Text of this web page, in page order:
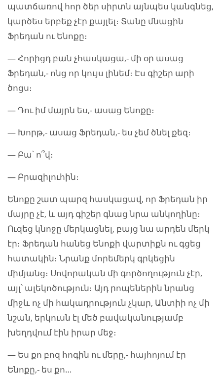
պատճառով հոր ծեր սիրտն այնպես կանգնեց,
կարծես երբեք չէր քայլել։ Տանը մնացին
Ֆրեդան ու Ենոքը։
— Հորիցդ բան չհասկացա,- մի օր ասաց
Ֆրեդան,- ոնց որ կույս լինեմ։ Էս գիշեր արի
ծոցս։
— Դու իմ մայրն ես,- ասաց Ենոքը։
— Խորթ,- ասաց Ֆրեդան,- ես չեմ ծնել քեզ։
— Բա՝ ո՞վ։
— Բրազիլուհին։
Ենոքը շատ պարզ հասկացավ, որ Ֆրեդան իր
մայրը չէ, և այդ գիշեր գնաց նրա անկողինը։
Ուզեց կնոջը մերկացնել, բայց նա արդեն մերկ
էր։ Ֆրեդան հանեց Ենոքի վարտիքն ու գցեց
հատակին։ Նրանք մորեմերկ գրկեցին
միմյանց։ Սովորական մի գործողություն չէր,
այլ՝ ալեկոծություն։ Այդ րոպեներին նրանց
միջև ոչ մի հակադրություն չկար, Անտիի ոչ մի
նշան, երկուսն էլ մեծ բավականությամբ
խեղդվում էին իրար մեջ։
— Ես քո բոզ հոգին ու մերը,- հայհոյում էր
Ենոքը,- ես քո…